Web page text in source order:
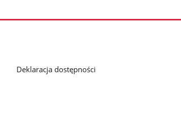
Deklaracja dostępności